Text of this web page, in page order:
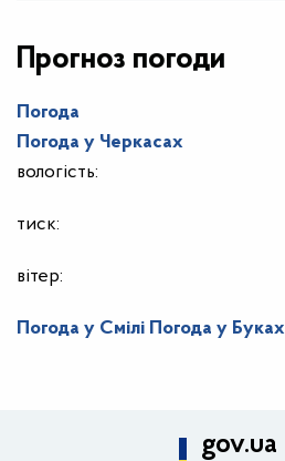
Прогноз погоди
Погода
Погода у Черкасах
вологість:
тиск:
вітер:
Погода у Смілі Погода у Буках
gov.ua